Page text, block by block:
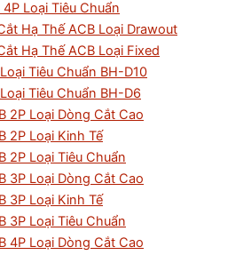
4P Loại Tiêu Chuẩn
Hạ Thế ACB Loại Drawout
Hạ Thế ACB Loại Fixed
Tiêu Chuẩn BH-D10
Tiêu Chuẩn BH-D6
2P Loại Dòng Cắt Cao
2P Loại Kinh Tế
2P Loại Tiêu Chuẩn
3P Loại Dòng Cắt Cao
3P Loại Kinh Tế
3P Loại Tiêu Chuẩn
4P Loại Dòng Cắt Cao